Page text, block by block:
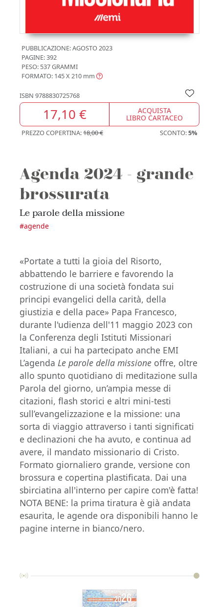
PUBBLICAZIONE:AGOSTO 2023
PAGINE: 392
PESO: 537 GRAMMI
FORMATO: 145 X 210 mm
ISBN 9788830725768
17,10 € ACQUISTA
LIBRO CARTACEO
PREZZO COPERTINA:18,00 € SCONTO:5%
Agenda 2024 - grande
brossurata
Le parole della missione
#agende
«Portate a tutti la gioia del Risorto,
abbattendo le barriere e favorendo la
costruzione di una società fondata sui
principi evangelici della carità, della
giustizia e della pace» Papa Francesco,
durante l'udienza dell'11 maggio 2023 con
la Conferenza degli Istituti Missionari
Italiani, a cui ha partecipato anche EMI
L’agenda Le parole della missione offre, oltre
allo spunto quotidiano di meditazione sulla
Parola del giorno, un’ampia messe di
citazioni, flash storici e altri mini-testi
sull’evangelizzazione e la missione: una
sorta di viaggio attraverso i tanti significati
e declinazioni che ha avuto, e continua ad
avere, il mandato missionario di Cristo.
Formato giornaliero grande, versione con
brossura e copertina plastificata. Dai una
sbirciatina all'interno per capire com'è fatta!
NOTA BENE: la prima tiratura è già andata
esaurita, le agende ora disponibili hanno le
pagine interne in bianco/nero.